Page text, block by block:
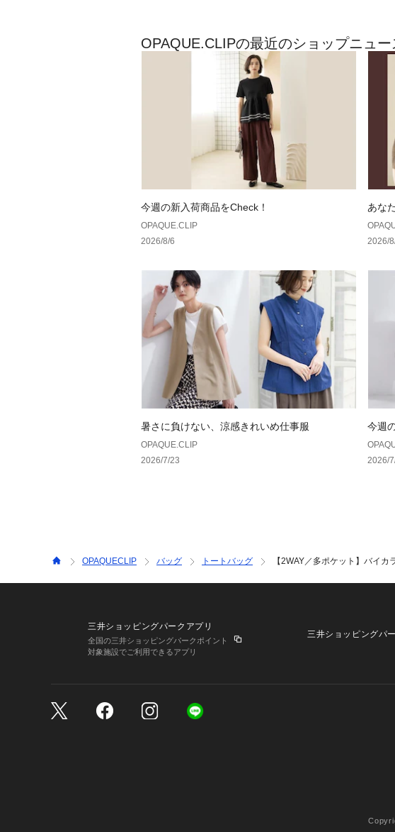
OPAQUE.CLIPの最近のショップニュー
今週の新入荷商品をCheck！
OPAQUE.CLIP
2026/8/6
あな
2026/
暑さに負けない、涼感きれいめ仕事服
OPAQUE.CLIP
2026/7/23
今週
2026/
OPAQUECLIP バッグ トートバッグ 【2WAY／多ポケット】バイカ
三井ショッピングパークアプリ
全国の三井ショッピングパークポイント
対象施設でご利用できるアプリ
三井ショッピングパ
個人情報保